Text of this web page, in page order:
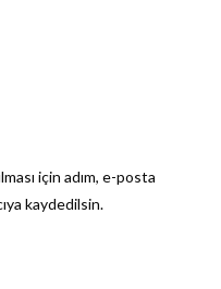
için adım, e-posta
kaydedilsin.